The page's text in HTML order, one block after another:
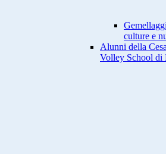
culture e
Alunni della
Volley School di